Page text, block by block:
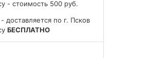
- стоимость 500 руб.
доставляется по г. Псков
БЕСПЛАТНО